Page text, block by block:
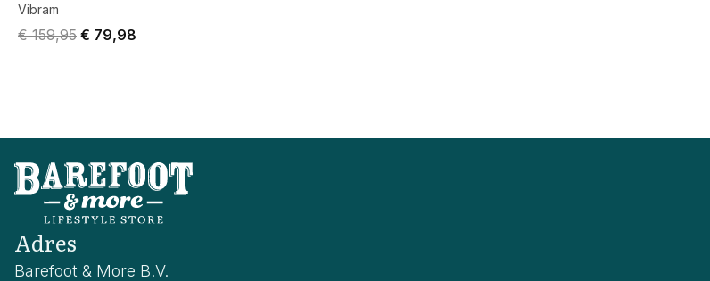
Vibram
Original price was € 159,95.
€ 159,95 Current price is € 79,98.
€ 79,98
Adres
Barefoot & More B.V.